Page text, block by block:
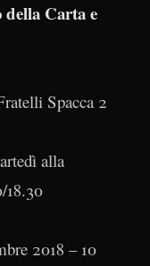
della Carta e
Spacca 2
alla
18.30
– 10